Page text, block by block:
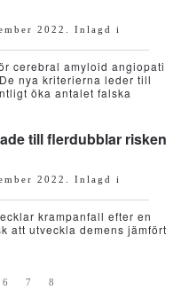
2022
. Inlagd i
cerebral amyloid angiopati
nya kriterierna leder till
öka antalet falska
till flerdubblar risken
2022
. Inlagd i
krampanfall efter en
att utveckla demens jämfört
6 7 8